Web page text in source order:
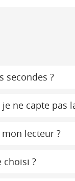
secondes ?
ne capte pas
lecteur ?
choisi ?